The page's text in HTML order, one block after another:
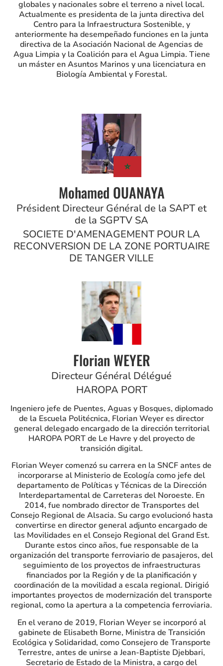
globales y nacionales sobre el terreno a nivel local.
Actualmente es presidenta de la junta directiva del
Centro para la Infraestructura Sostenible, y
anteriormente ha desempeñado funciones en la junta
directiva de la Asociación Nacional de Agencias de
Agua Limpia y la Coalición para el Agua Limpia. Tiene
un máster en Asuntos Marinos y una licenciatura en
Biología Ambiental y Forestal.
Mohamed OUANAYA
Président Directeur Général de la SAPT et
de la SGPTV SA
SOCIETE D'AMENAGEMENT POUR LA
RECONVERSION DE LA ZONE PORTUAIRE
DE TANGER VILLE
Florian WEYER
Directeur Général Délégué
HAROPA PORT
Ingeniero jefe de Puentes, Aguas y Bosques, diplomado
de la Escuela Politécnica, Florian Weyer es director
general delegado encargado de la dirección territorial
HAROPA PORT de Le Havre y del proyecto de
transición digital.
Florian Weyer comenzó su carrera en la SNCF antes de
incorporarse al Ministerio de Ecología como jefe del
departamento de Políticas y Técnicas de la Dirección
Interdepartamental de Carreteras del Noroeste. En
2014, fue nombrado director de Transportes del
Consejo Regional de Alsacia. Su cargo evolucionó hasta
convertirse en director general adjunto encargado de
las Movilidades en el Consejo Regional del Grand Est.
Durante estos cinco años, fue responsable de la
organización del transporte ferroviario de pasajeros, del
seguimiento de los proyectos de infraestructuras
financiados por la Región y de la planificación y
coordinación de la movilidad a escala regional. Dirigió
importantes proyectos de modernización del transporte
regional, como la apertura a la competencia ferroviaria.
En el verano de 2019, Florian Weyer se incorporó al
gabinete de Elisabeth Borne, Ministra de Transición
Ecológica y Solidaridad, como Consejero de Transporte
Terrestre, antes de unirse a Jean-Baptiste Djebbari,
Secretario de Estado de la Ministra, a cargo del